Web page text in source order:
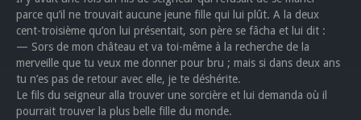
parce qu’il ne trouvait aucune jeune fille qui lui plût. A la deux
cent-troisième qu’on lui présentait, son père se fâcha et lui dit :
— Sors de mon château et va toi-même à la recherche de la
merveille que tu veux me donner pour bru ; mais si dans deux ans
tu n’es pas de retour avec elle, je te déshérite.
Le fils du seigneur alla trouver une sorcière et lui demanda où il
pourrait trouver la plus belle fille du monde.